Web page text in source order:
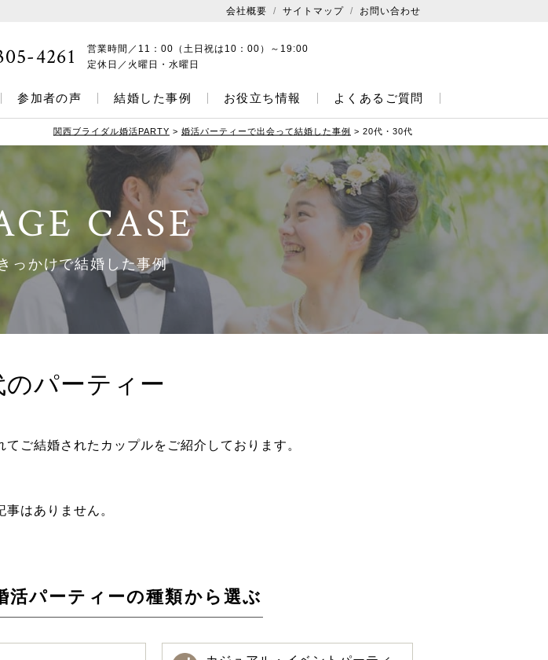
会社概要 サイトマップ お問い合わせ
4261 営業時間／ 11：00（土日祝は10：00）～19:00
定休日／ 火曜日・水曜日
参加者の声 結婚した事例 お役立ち情報 よくあるご質問
関西ブライダル婚活PARTY > 婚活パーティーで出会って結婚した事例 > 20代・30代
CASE
っかけで結婚した事例
のパーティー
ご結婚されたカップルをご紹介しております。
事はありません。
活パーティーの種類から選ぶ